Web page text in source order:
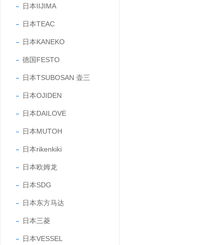
日本IIJIMA
日本TEAC
日本KANEKO
德国FESTO
日本TSUBOSAN 壶三
日本OJIDEN
日本DAILOVE
日本MUTOH
日本rikenkiki
日本欧姆龙
日本SDG
日本东方马达
日本三菱
日本VESSEL